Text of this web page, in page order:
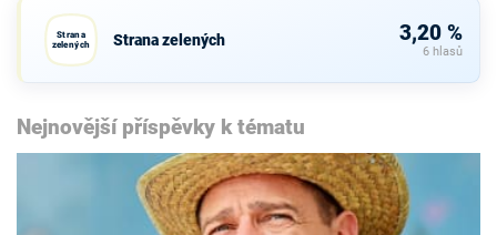
Strana
zelených
Strana zelených 3,20 %
6 hlasů
Nejnovější příspěvky k tématu